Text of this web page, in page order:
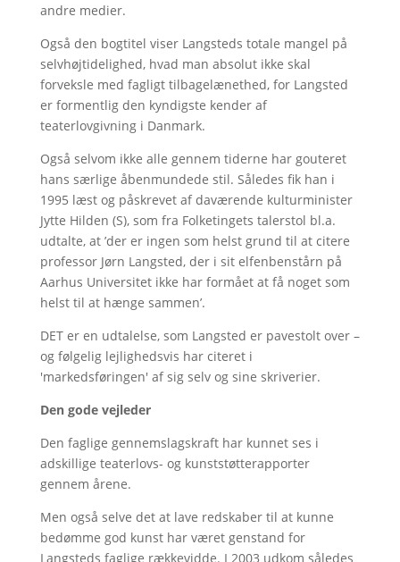
andre medier.
Også den bogtitel viser Langsteds totale mangel på
selvhøjtidelighed, hvad man absolut ikke skal
forveksle med fagligt tilbagelænethed, for Langsted
er formentlig den kyndigste kender af
teaterlovgivning i Danmark.
Også selvom ikke alle gennem tiderne har gouteret
hans særlige åbenmundede stil. Således fik han i
1995 læst og påskrevet af daværende kulturminister
Jytte Hilden (S), som fra Folketingets talerstol bl.a.
udtalte, at ’der er ingen som helst grund til at citere
professor Jørn Langsted, der i sit elfenbenstårn på
Aarhus Universitet ikke har formået at få noget som
helst til at hænge sammen’.
DET er en udtalelse, som Langsted er pavestolt over –
og følgelig lejlighedsvis har citeret i
'markedsføringen' af sig selv og sine skriverier.
Den gode vejleder
Den faglige gennemslagskraft har kunnet ses i
adskillige teaterlovs- og kunststøtterapporter
gennem årene.
Men også selve det at lave redskaber til at kunne
bedømme god kunst har været genstand for
Langsteds faglige rækkevidde. I 2003 udkom således